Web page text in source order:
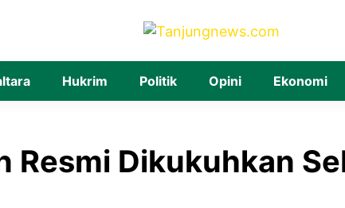
Hukrim Politik Opini Ekonomi
Resmi Dikukuhkan